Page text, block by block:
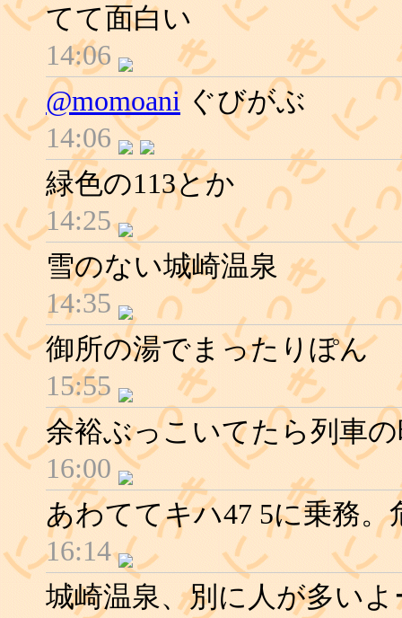
てて面白い
14:06
@momoaniぐびがぶ
14:06
緑色の113とか
14:25
雪のない城崎温泉
14:35
御所の湯でまったりぽん
15:55
余裕ぶっこいてたら列車
16:00
あわててキハ47 5に乗務
16:14
城崎温泉、別に人が多い